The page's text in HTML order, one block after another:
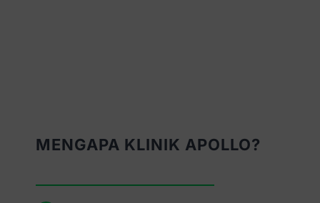
MENGAPA KLINIK APOLLO?